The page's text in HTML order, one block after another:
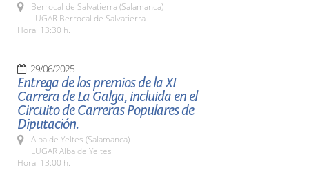
Berrocal de Salvatierra (Salamanca)
LUGAR Berrocal de Salvatierra
Hora: 13:30 h.
29/06/2025
Entrega de los premios de la XI
Carrera de La Galga, incluida en el
Circuito de Carreras Populares de
Diputación.
Alba de Yeltes (Salamanca)
LUGAR Alba de Yeltes
Hora: 13:00 h.